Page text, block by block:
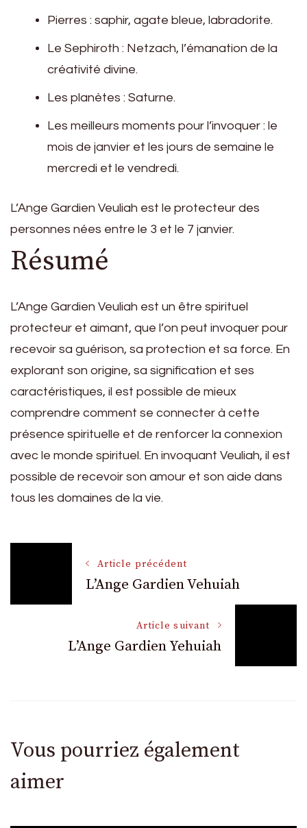
Pierres : saphir, agate bleue, labradorite.
Le Sephiroth : Netzach, l’émanation de la
créativité divine.
Les planètes : Saturne.
Les meilleurs moments pour l’invoquer : le
mois de janvier et les jours de semaine le
mercredi et le vendredi.
L’Ange Gardien Veuliah est le protecteur des
personnes nées entre le 3 et le 7 janvier.
Résumé
L’Ange Gardien Veuliah est un être spirituel
protecteur et aimant, que l’on peut invoquer pour
recevoir sa guérison, sa protection et sa force. En
explorant son origine, sa signification et ses
caractéristiques, il est possible de mieux
comprendre comment se connecter à cette
présence spirituelle et de renforcer la connexion
avec le monde spirituel. En invoquant Veuliah, il est
possible de recevoir son amour et son aide dans
tous les domaines de la vie.
Navigation
des
articles
Article précédent
L’Ange Gardien Vehuiah
Article suivant
L’Ange Gardien Yehuiah
Vous pourriez également
aimer